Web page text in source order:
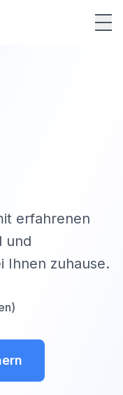
erfahrenen
und
Ihnen zuhause.